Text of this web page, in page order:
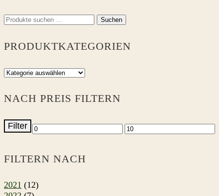
Suchen
Suchen
PRODUKTKATEGORIEN
NACH PREIS FILTERN
Min. Max.
Filter
FILTERN NACH
2021 (12)